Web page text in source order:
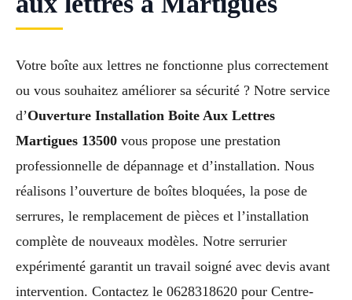
Votre boîte aux lettres ne fonctionne plus correctement
ou vous souhaitez améliorer sa sécurité ? Notre service
d’Ouverture Installation Boite Aux Lettres
Martigues 13500 vous propose une prestation
professionnelle de dépannage et d’installation. Nous
réalisons l’ouverture de boîtes bloquées, la pose de
serrures, le remplacement de pièces et l’installation
complète de nouveaux modèles. Notre serrurier
expérimenté garantit un travail soigné avec devis avant
intervention. Contactez le 0628318620 pour Centre-